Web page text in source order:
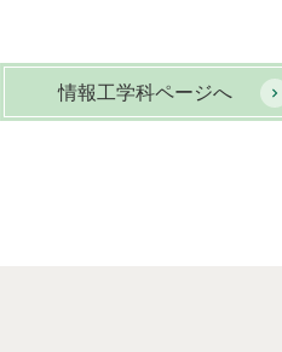
情報工学科ページへ